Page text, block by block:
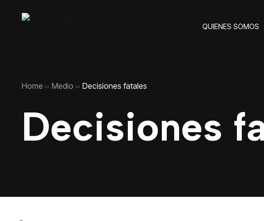
QUIENES SOMOS
Home Medio Decisiones fatales
Decisiones